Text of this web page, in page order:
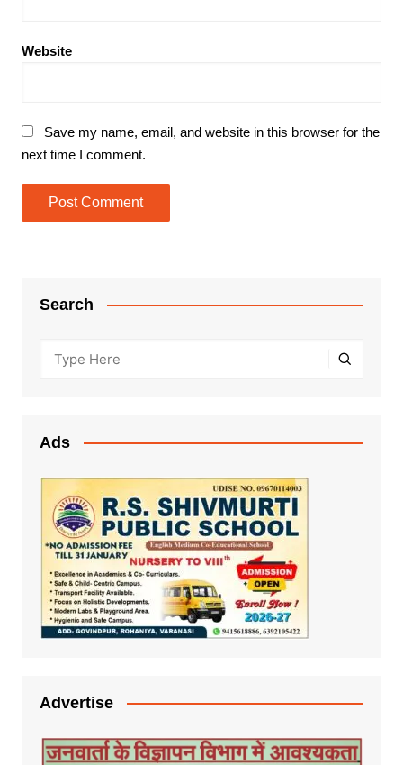
Website
Save my name, email, and website in this browser for the
next time I comment.
Search
Ads
Advertise